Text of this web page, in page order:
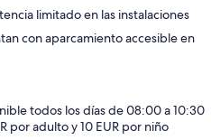
limitado en las instalaciones
con aparcamiento accesible en
todos los días de 08:00 a 10:30
por adulto y 10 EUR por niño